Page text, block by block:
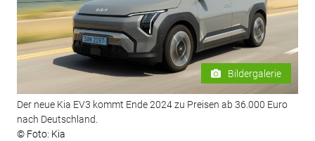
Bildergalerie
Der neue Kia EV3 kommt Ende 2024 zu Preisen ab 36.000 Euro
nach Deutschland.
© Foto: Kia